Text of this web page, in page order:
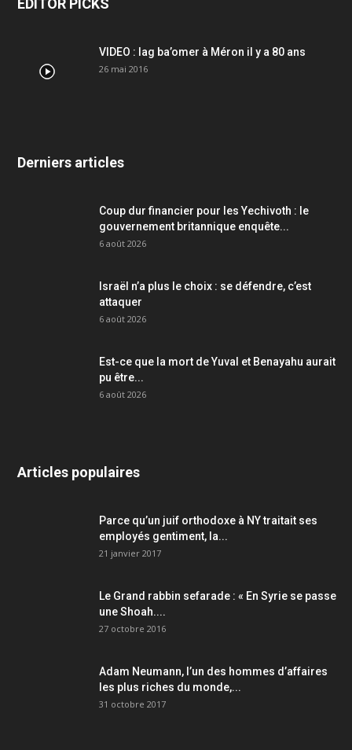
EDITOR PICKS
VIDEO : lag ba’omer à Méron il y a 80 ans
26 mai 2016
Derniers articles
Coup dur financier pour les Yechivoth : le
gouvernement britannique enquête...
6 août 2026
Israël n’a plus le choix : se défendre, c’est
attaquer
6 août 2026
Est-ce que la mort de Yuval et Benayahu aurait
pu être...
6 août 2026
Articles populaires
Parce qu’un juif orthodoxe à NY traitait ses
employés gentiment, la...
21 janvier 2017
Le Grand rabbin sefarade : « En Syrie se passe
une Shoah....
27 octobre 2016
Adam Neumann, l’un des hommes d’affaires
les plus riches du monde,...
31 octobre 2017